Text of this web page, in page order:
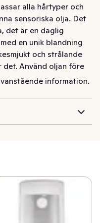
alla hårtyper och
sensoriska olja. Det
det är en daglig
en unik blandning
och strålande
Använd oljan före
i torrt hår före styling,
information.